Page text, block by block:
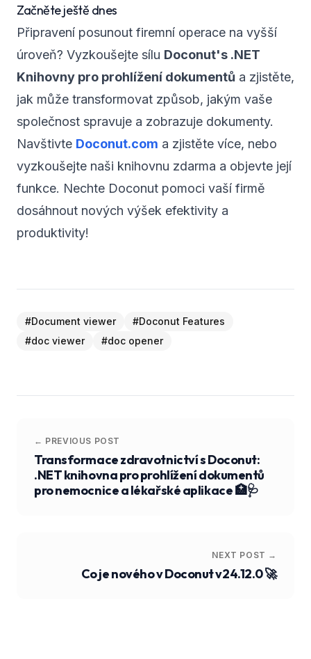
Začněte ještě dnes
Připravení posunout firemní operace na vyšší
úroveň? Vyzkoušejte sílu Doconut's .NET
Knihovny pro prohlížení dokumentů a zjistěte,
jak může transformovat způsob, jakým vaše
společnost spravuje a zobrazuje dokumenty.
Navštivte Doconut.com a zjistěte více, nebo
vyzkoušejte naši knihovnu zdarma a objevte její
funkce. Nechte Doconut pomoci vaší firmě
dosáhnout nových výšek efektivity a
produktivity!
#Document viewer #Doconut Features
#doc viewer #doc opener
← PREVIOUS POST
Transformace zdravotnictví s Doconut:
.NET knihovna pro prohlížení dokumentů
pro nemocnice a lékařské aplikace 🏥🩺
NEXT POST →
Co je nového v Doconut v24.12.0 🚀